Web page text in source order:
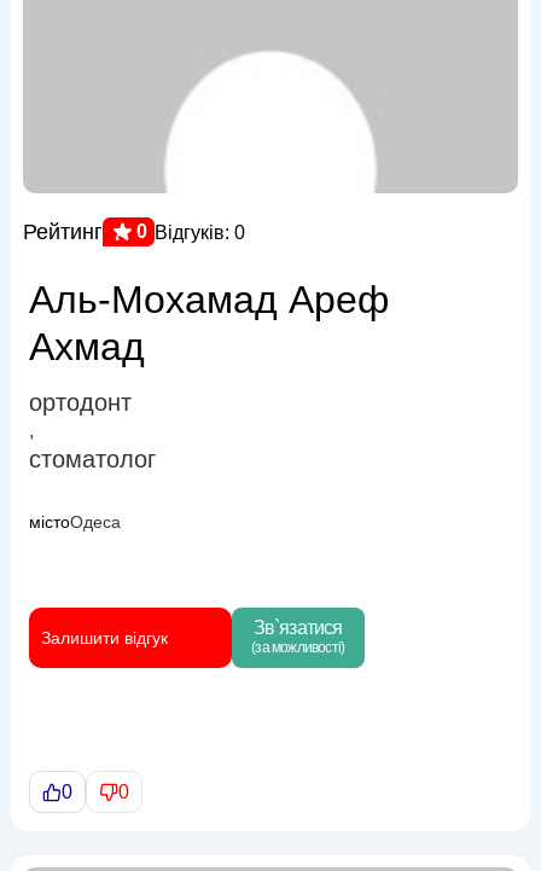
Рейтинг 0 Відгуків: 0
Аль-Мохамад Ареф
Ахмад
ортодонт
,
стоматолог
містоОдеса
Залишити відгук Зв`язатися
(за можливості)
0 0